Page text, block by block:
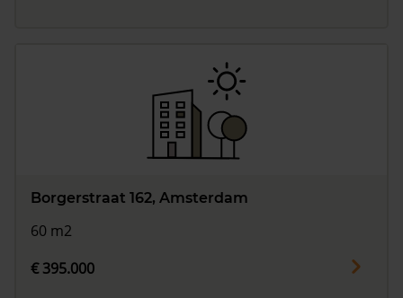
Borgerstraat 162, Amsterdam
60 m2
€ 395.000